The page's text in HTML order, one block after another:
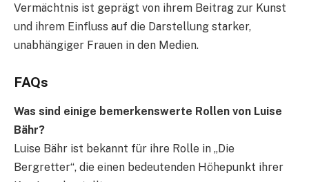
Vermächtnis ist geprägt von ihrem Beitrag zur Kunst
und ihrem Einfluss auf die Darstellung starker,
unabhängiger Frauen in den Medien.
FAQs
Was sind einige bemerkenswerte Rollen von Luise
Bähr?
Luise Bähr ist bekannt für ihre Rolle in „Die
Bergretter“, die einen bedeutenden Höhepunkt ihrer